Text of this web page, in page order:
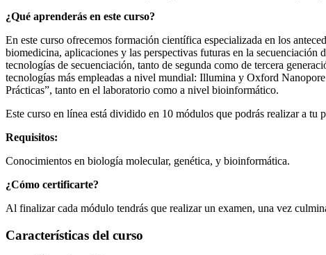
¿Qué aprenderás en este curso?
En este curso ofrecemos formación científica especializada en los
biomedicina, aplicaciones y las perspectivas futuras en la
tecnologías de secuenciación, tanto de segunda como de tercera
tecnologías más empleadas a nivel mundial: Illumina y Oxford
Prácticas”, tanto en el laboratorio como a nivel bioinformático.
Este curso en línea está dividido en 10 módulos que podrás realizar a
Requisitos:
Conocimientos en biología molecular, genética, y bioinformática.
¿Cómo certificarte?
Al finalizar cada módulo tendrás que realizar un examen, una vez
Características del curso